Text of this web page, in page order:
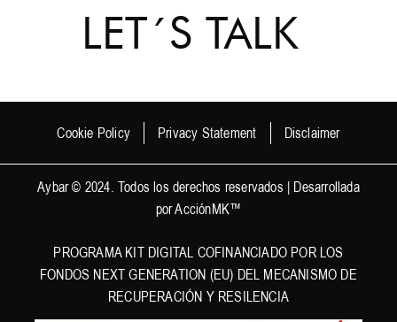
LET´S TALK
Cookie Policy Privacy Statement Disclaimer
Aybar © 2024. Todos los derechos reservados | Desarrollada
porAcciónMK™
PROGRAMA KIT DIGITAL COFINANCIADO POR LOS
FONDOS NEXT GENERATION (EU) DEL MECANISMO DE
RECUPERACIÓN Y RESILENCIA